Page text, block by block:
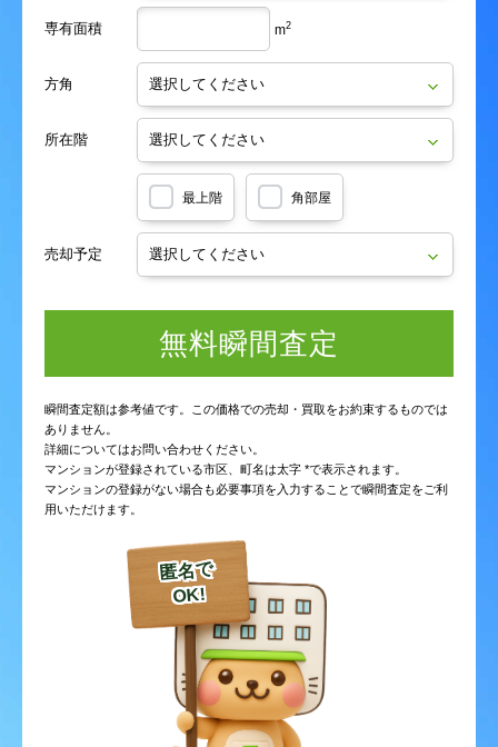
専有面積 m2
方角
所在階
最上階 角部屋
売却予定
無料瞬間査定
瞬間査定額は参考値です。この価格での売却・買取をお約束するものでは
ありません。
詳細についてはお問い合わせください。
マンションが登録されている市区、町名は太字 *で表示されます。
マンションの登録がない場合も必要事項を入力することで瞬間査定をご利
用いただけます。